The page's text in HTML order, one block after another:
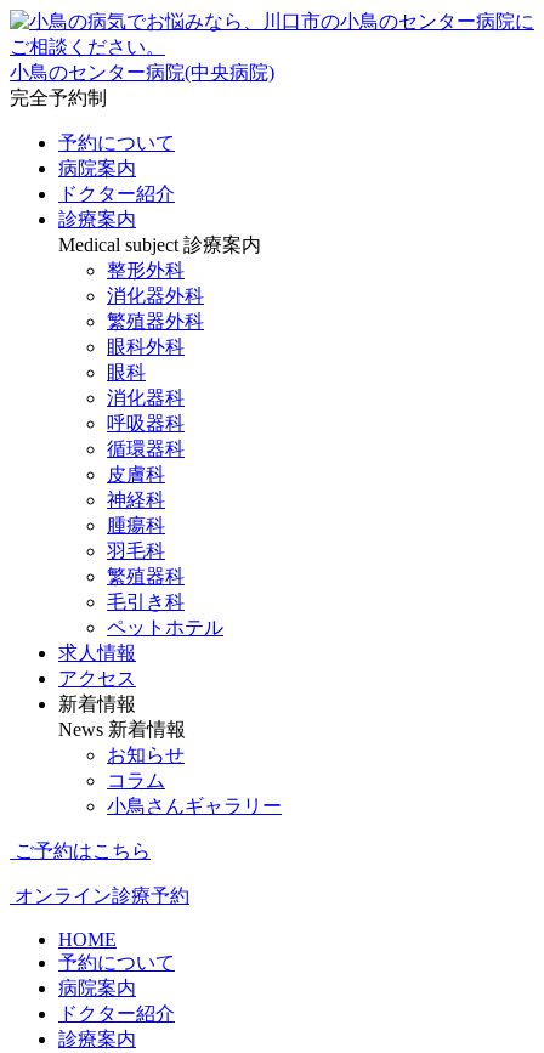
小鳥のセンター病院(中央病院)
完全予約制
予約について
病院案内
ドクター紹介
診療案内
Medical subject 診療案内
整形外科
消化器外科
繁殖器外科
眼科外科
眼科
消化器科
呼吸器科
循環器科
皮膚科
神経科
腫瘍科
羽毛科
繁殖器科
毛引き科
ペットホテル
求人情報
アクセス
新着情報
News 新着情報
お知らせ
コラム
小鳥さんギャラリー
ご予約はこちら
オンライン診療予約
HOME
予約について
病院案内
ドクター紹介
診療案内